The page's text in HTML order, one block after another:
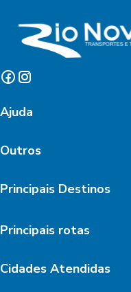
Ajuda
Outros
Principais Destinos
Principais rotas
Cidades Atendidas